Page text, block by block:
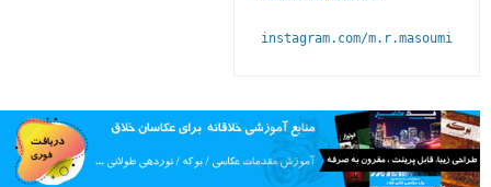
instagram.com/m.r.masoumi